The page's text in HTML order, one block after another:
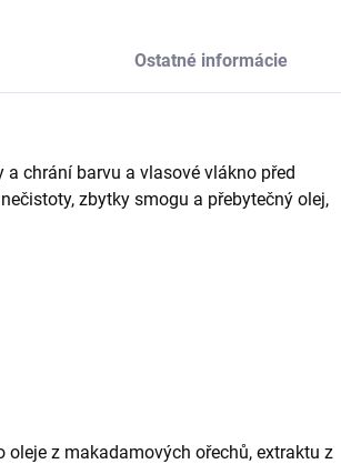
Ostatné informácie
chrání barvu a vlasové vlákno před
zbytky smogu a přebytečný olej,
z makadamových ořechů, extraktu z